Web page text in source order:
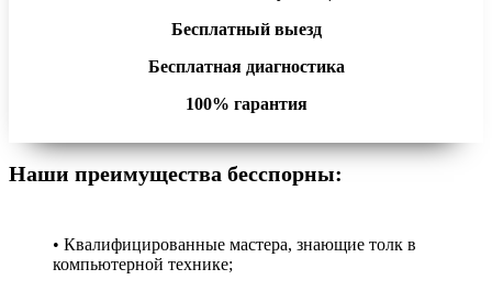
Бесплатный выезд
Бесплатная диагностика
100% гарантия
Наши преимущества бесспорны:
• Квалифицированные мастера, знающие толк в
компьютерной технике;